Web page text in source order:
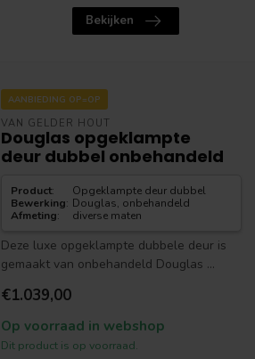
Bekijken
AANBIEDING OP=OP
VAN GELDER HOUT
Douglas opgeklampte
deur dubbel onbehandeld
Product:
Opgeklampte deur dubbel
Bewerking: Douglas, onbehandeld
Afmeting: diverse maten
Deze luxe opgeklampte dubbele deur is
gemaakt van onbehandeld Douglas ...
€1.039,00
Op voorraad in webshop
Dit product is op voorraad.